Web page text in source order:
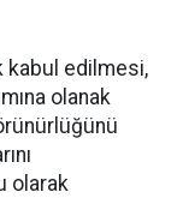
kabul edilmesi,
olanak
olarak